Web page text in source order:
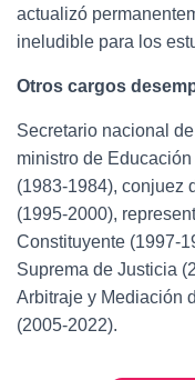
actualizó
ineludible para los
Otros cargos
Secretario nacional
ministro de
(1983-1984), conjuez
(1995-2000),
Constituyente (1997-
Suprema de Justicia
Arbitraje y Mediación
(2005-2022).